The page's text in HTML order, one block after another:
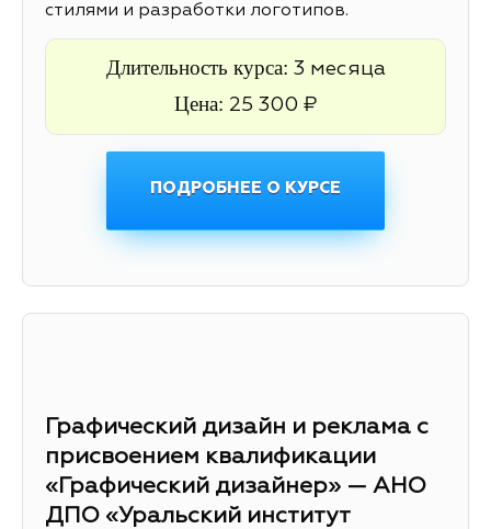
стилями и разработки логотипов.
Длительность курса: 3 месяца
Цена: 25 300 ₽
ПОДРОБНЕЕ О КУРСЕ
Графический дизайн и реклама с
присвоением квалификации
«Графический дизайнер» — АНО
ДПО «Уральский институт